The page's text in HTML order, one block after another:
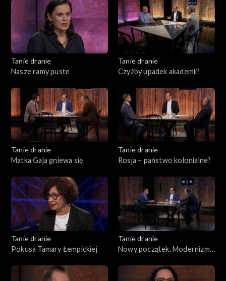
Tanie dranie
Nasze ramy puste
Tanie dranie
Czyżby upadek akademii?
Tanie dranie
Matka Gaja gniewa się
Tanie dranie
Rosja – państwo kolonialne?
Tanie dranie
Pokusa Tamary Łempickiej
Tanie dranie
Nowy początek. Modernizm